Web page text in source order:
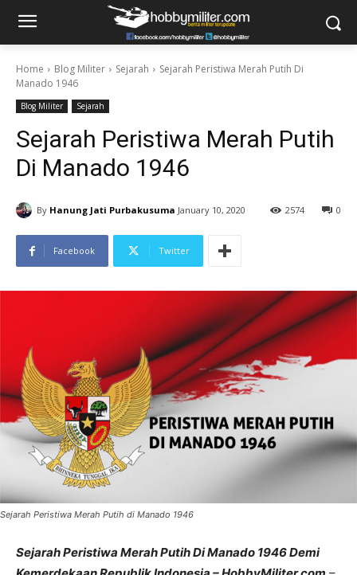
Home Blog Militer Sejarah
Sejarah Peristiwa Merah Putih Di
Manado 1946
Blog Militer Sejarah
Sejarah Peristiwa Merah Putih
Di Manado 1946
By Hanung Jati Purbakusuma January 10, 2020 0
2574
Facebook Twitter
Sejarah Peristiwa Merah Putih di Manado 1946
Sejarah Peristiwa Merah Putih Di Manado 1946 Demi